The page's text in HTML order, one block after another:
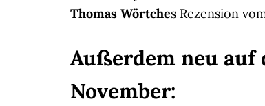
Thomas Wörtches Rezension
Außerdem neu
November: